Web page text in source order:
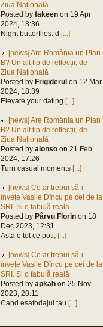
Ziua Națională
Posted by fakeen on 19 Apr
2024, 18:36
Night butterflies: d [...]
[news] Are România un Plan
B? Un alt tip de reflecții, de
Ziua Națională
Posted by Frigiderul on 12 Mar
2024, 18:39
Elevate your dating [...]
[news] Are România un Plan
B? Un alt tip de reflecții, de
Ziua Națională
Posted by alonso on 21 Feb
2024, 17:26
Turn casual moments [...]
[news] Ce ar trebui să-i
învețe Vasile Dîncu pe cei de la
SRI. Și o fabulă reală
Posted by Pârvu Florin on 18
Dec 2023, 12:31
Asta e tot ce poti, [...]
[news] Ce ar trebui să-i
învețe Vasile Dîncu pe cei de la
SRI. Și o fabulă reală
Posted by apkah on 25 Nov
2023, 20:11
Cand esafodajul tau [...]